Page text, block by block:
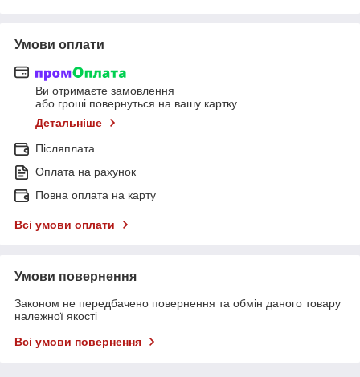
Умови оплати
Ви отримаєте замовлення
або гроші повернуться на вашу картку
Детальніше
Післяплата
Оплата на рахунок
Повна оплата на карту
Всі умови оплати
Умови повернення
Законом не передбачено повернення та обмін даного товару
належної якості
Всі умови повернення